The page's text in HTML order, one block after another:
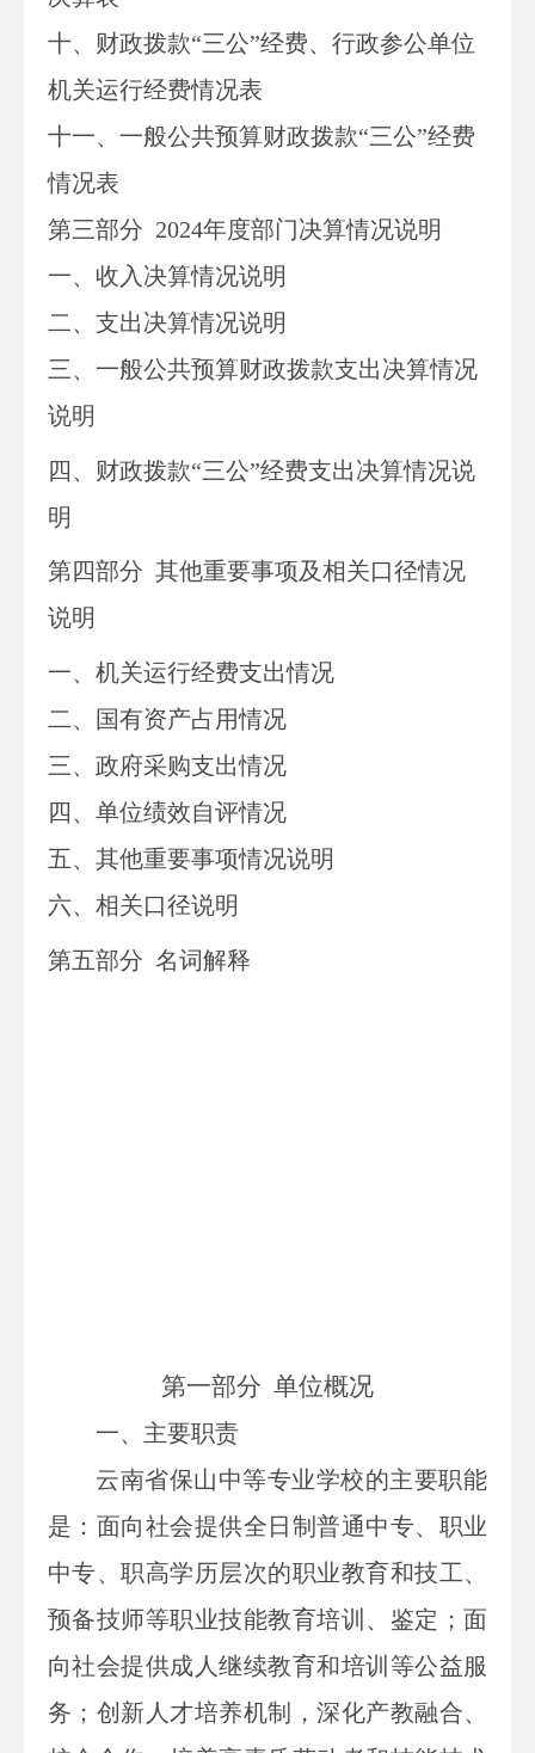
十、 财政拨款“三公”经费、行政参公单位
机关运行经费情况表
十一、一般公共预算财政拨款“三公”经费
情况表
第三部分 2024年度部门决算情况说明
一、收入决算情况说明
二、支出决算情况说明
三、一般公共预算财政拨款支出决算情况
说明
四、财政拨款“三公”经费支出决算情况说
明
第四部分 其他重要事项及相关口径情况
说明
一、 机关运行经费支出情况
二、
国有资产占用情况
三、 政府采购支出情况
四、 单位绩效自评情况
五、 其他重要事项情况说明
六、相关口径说明
第五部分 名词解释
第一部分 单位概况
一、主要职责
云南省保山中等专业学校的主要职能
是：面向社会提供全日制普通中专、职业
中专、职高学历层次的职业教育和技工、
预备技师等职业技能教育培训、鉴定；面
向社会提供成人继续教育和培训等公益服
务；创新人才培养机制，深化产教融合、